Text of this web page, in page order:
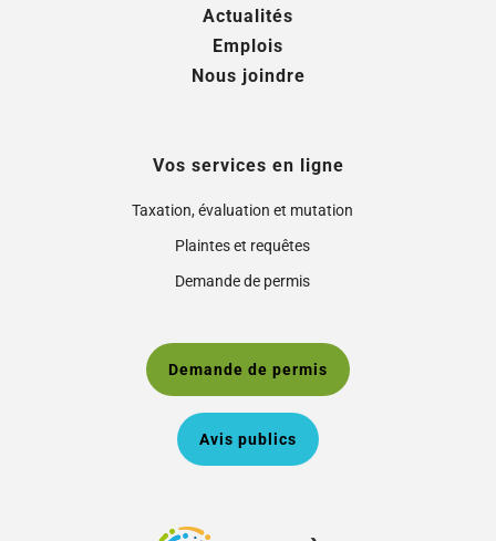
Actualités
Emplois
Nous joindre
Vos services en ligne
Taxation, évaluation et mutation
Plaintes et requêtes
Demande de permis
Demande de permis
Avis publics